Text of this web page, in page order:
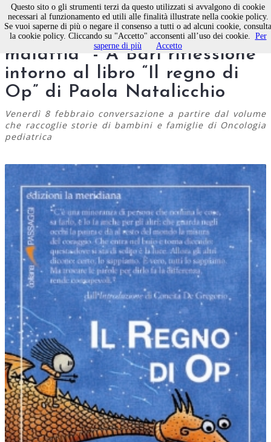
“Affrontare insieme la
malattia” - A Bari riflessione
intorno al libro “Il regno di
Op” di Paola Natalicchio
Venerdì 8 febbraio conversazione a partire dal volume
che raccoglie storie di bambini e famiglie di Oncologia
pediatrica
Questo sito o gli strumenti terzi da questo utilizzati si avvalgono di cookie
necessari al funzionamento ed utili alle finalità illustrate nella cookie policy.
Se vuoi saperne di più o negare il consenso a tutti o ad alcuni cookie, consulta
la cookie policy. Cliccando su "Accetto" acconsenti all’uso dei cookie. Per
saperne di più
Accetto